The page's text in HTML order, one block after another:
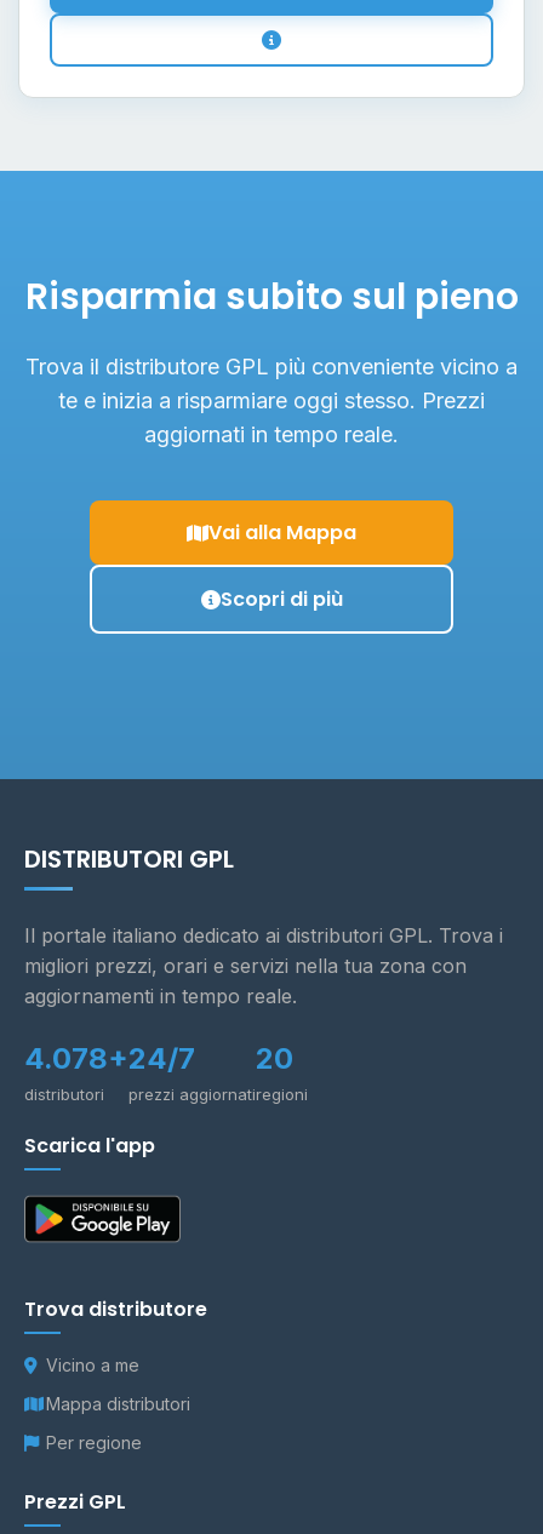
Risparmia subito sul pieno
Trova il distributore GPL più conveniente vicino a
te e inizia a risparmiare oggi stesso. Prezzi
aggiornati in tempo reale.
Vai alla Mappa
Scopri di più
DISTRIBUTORI GPL
Il portale italiano dedicato ai distributori GPL. Trova i
migliori prezzi, orari e servizi nella tua zona con
aggiornamenti in tempo reale.
4.078+
distributori
24/7
prezzi aggiornati
20
regioni
Scarica l'app
Trova distributore
Vicino a me
Mappa distributori
Per regione
Prezzi GPL